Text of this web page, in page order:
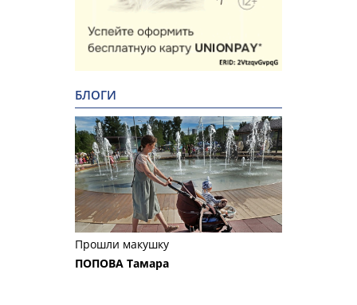
БЛОГИ
Прошли макушку
ПОПОВА Тамара